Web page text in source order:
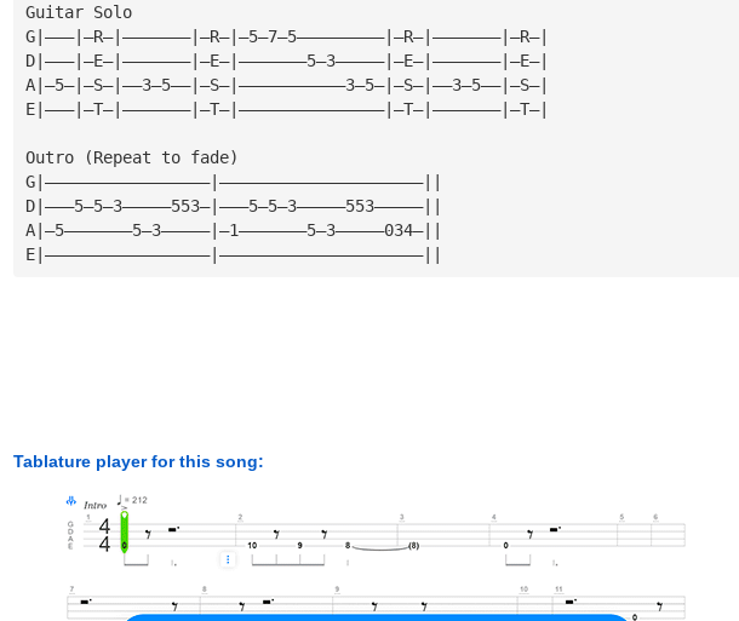
Guitar Solo
G|———|—R—|———————|—R—|—5—7—5—————————|—R—|———————|—R—|
D|———|—E—|———————|—E—|———————5—3—————|—E—|———————|—E—|
A|—5—|—S—|——3—5——|—S—|———————————3—5—|—S—|——3—5——|—S—|
E|———|—T—|———————|—T—|———————————————|—T—|———————|—T—|
Outro (Repeat to fade)
G|—————————————————|—————————————————————||
D|———5—5—3—————553—|———5—5—3—————553—————||
A|—5———————5—3—————|—1———————5—3—————034—||
E|—————————————————|—————————————————————||
Tablature player for this song: